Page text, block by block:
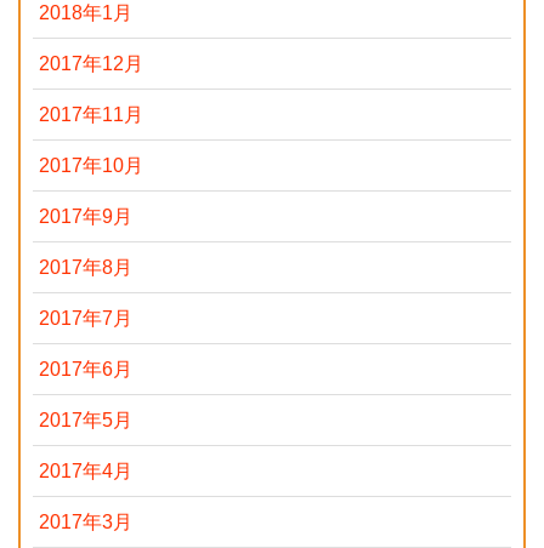
2018年1月
2017年12月
2017年11月
2017年10月
2017年9月
2017年8月
2017年7月
2017年6月
2017年5月
2017年4月
2017年3月